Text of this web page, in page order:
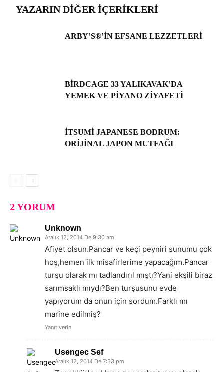
YAZARIN DIĞER İÇERIKLERI
ARBY’S®’IN EFSANE LEZZETLERI
BIRDCAGE 33 YALIKAVAK’DA
YEMEK VE PIYANO ZIYAFETI
İTSUMI JAPANESE BODRUM:
ORIJINAL JAPON MUTFAĞI
2 YORUM
Unknown
Aralık 12, 2014 De 9:30 am
Afiyet olsun.Pancar ve keçi peyniri sunumu çok
hoş,hemen ilk misafirlerime yapacağım.Pancar
turşu olarak mı tadlandırıl mıştı?Yani ekşili biraz
sarımsaklı mıydı?Ben turşusunu evde
yapıyorum da onun için sordum.Farklı mı
marine edilmiş?
Yanıt verin
Usengec Sef
Aralık 12, 2014 De 7:33 pm